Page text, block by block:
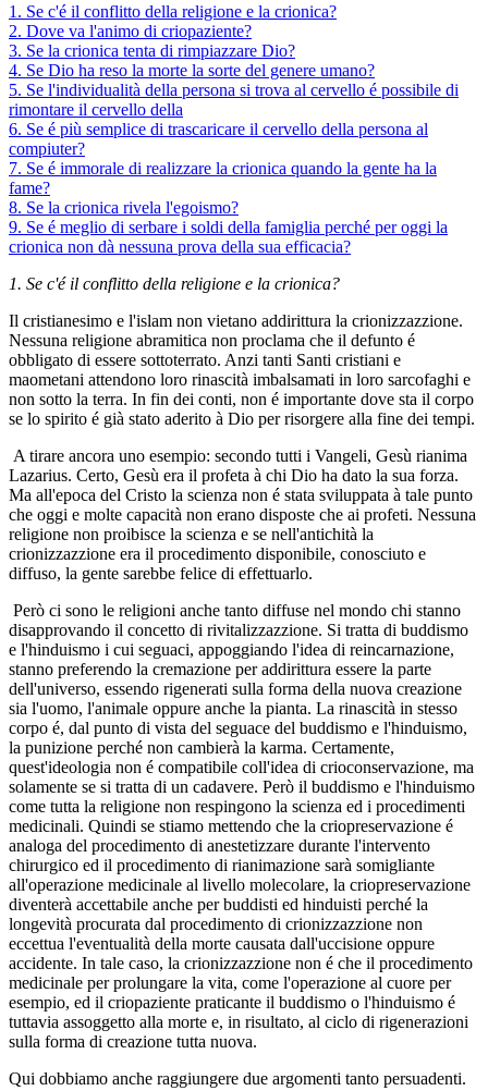
1. Se c'é il conflitto della religione e la crionica?
2. Dove va l'animo di criopaziente?
3. Se la crionica tenta di rimpiazzare Dio?
4. Se Dio ha reso la morte la sorte del genere umano?
5. Se l'individualità della persona si trova al cervello é possibile di
rimontare il cervello della
6. Se é più semplice di trascaricare il cervello della persona al
compiuter?
7. Se é immorale di realizzare la crionica quando la gente ha la
fame?
8. Se la crionica rivela l'egoismo?
9. Se é meglio di serbare i soldi della famiglia perché per oggi la
crionica non dà nessuna prova della sua efficacia?
1. Se c'é il conflitto della religione e la crionica?
Il cristianesimo e l'islam non vietano addirittura la crionizzazzione.
Nessuna religione abramitica non proclama che il defunto é
obbligato di essere sottoterrato. Anzi tanti Santi cristiani e
maometani attendono loro rinascità imbalsamati in loro sarcofaghi e
non sotto la terra. In fin dei conti, non é importante dove sta il corpo
se lo spirito é già stato aderito à Dio per risorgere alla fine dei tempi.
A tirare ancora uno esempio: secondo tutti i Vangeli, Gesù rianima
Lazarius. Certo, Gesù era il profeta à chi Dio ha dato la sua forza.
Ma all'epoca del Cristo la scienza non é stata sviluppata à tale punto
che oggi e molte capacità non erano disposte che ai profeti. Nessuna
religione non proibisce la scienza e se nell'antichità la
crionizzazzione era il procedimento disponibile, conosciuto e
diffuso, la gente sarebbe felice di effettuarlo.
Però ci sono le religioni anche tanto diffuse nel mondo chi stanno
disapprovando il concetto di rivitalizzazzione. Si tratta di buddismo
e l'hinduismo i cui seguaci, appoggiando l'idea di reincarnazione,
stanno preferendo la cremazione per addirittura essere la parte
dell'universo, essendo rigenerati sulla forma della nuova creazione
sia l'uomo, l'animale oppure anche la pianta. La rinascità in stesso
corpo é, dal punto di vista del seguace del buddismo e l'hinduismo,
la punizione perché non cambierà la karma. Certamente,
quest'ideologia non é compatibile coll'idea di crioconservazione, ma
solamente se si tratta di un cadavere. Però il buddismo e l'hinduismo
come tutta la religione non respingono la scienza ed i procedimenti
medicinali. Quindi se stiamo mettendo che la criopreservazione é
analoga del procedimento di anestetizzare durante l'intervento
chirurgico ed il procedimento di rianimazione sarà somigliante
all'operazione medicinale al livello molecolare, la criopreservazione
diventerà accettabile anche per buddisti ed hinduisti perché la
longevità procurata dal procedimento di crionizzazzione non
eccettua l'eventualità della morte causata dall'uccisione oppure
accidente. In tale caso, la crionizzazzione non é che il procedimento
medicinale per prolungare la vita, come l'operazione al cuore per
esempio, ed il criopaziente praticante il buddismo o l'hinduismo é
tuttavia assoggetto alla morte e, in risultato, al ciclo di rigenerazioni
sulla forma di creazione tutta nuova.
Qui dobbiamo anche raggiungere due argomenti tanto persuadenti.